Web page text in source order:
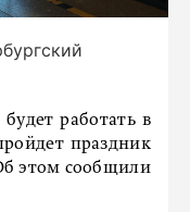
работать в
праздник
этом сообщили